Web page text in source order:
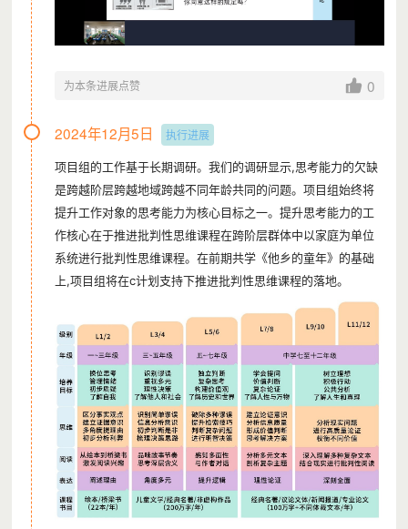
但小良很喜欢去一个社区空间—小禾的家：
这里有丰富多彩的社区活动，有大量有趣的优秀书籍，还有快乐
的小伙伴。
这里有社区妈妈，没有强制和苛责，她们愿意耐心倾听小良的心
声，了解他们的不安与别样心思。
小良也变得愿意听别人的意见和提醒，自信心也慢慢建立起来。
而小良的妈妈得到了社区妈妈的提醒，慢慢地改变了自己与孩子
相处的方式，亲子关系正在修补改善。
父母欣喜地看到，进入小禾的家后，小良逐渐变成了一个跟社区
小朋友友善相处、热爱阅读的孩子，其作文也被学校连连评优，
跟家人的关系也有了很大的缓和。
为本条进展点赞 0
2024年12月5日 执行进展
项目组的工作基于长期调研。我们的调研显示,思考能力的欠缺
是跨越阶层跨越地域跨越不同年龄共同的问题。项目组始终将
提升工作对象的思考能力为核心目标之一。提升思考能力的工
作核心在于推进批判性思维课程在跨阶层群体中以家庭为单位
系统进行批判性思维课程。在前期共学《他乡的童年》的基础
上,项目组将在c计划支持下推进批判性思维课程的落地。